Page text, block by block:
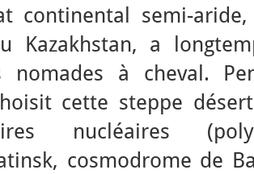
continental semi-
Kazakhstan, a
nomades à cheval.
choisit cette steppe
nucléaires
cosmodrome de